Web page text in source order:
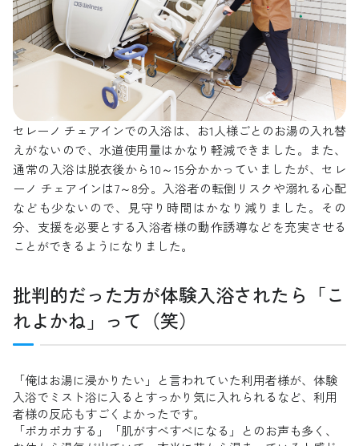
セレーノ チェアインでの入浴は、お1人様ごとのお湯の入れ替
えがないので、水道使用量はかなり軽減できました。また、
通常の入浴は脱衣後から10～15分かかっていましたが、セレ
ーノ チェアインは7～8分。入浴者の転倒リスクや溺れる心配
なども少ないので、見守り時間はかなり減りました。その
分、支援を必要とする入浴者様の動作誘導などを充実させる
ことができるようになりました。
批判的だった方が体験入浴されたら「こ
れよかね」って（笑）
「俺はお湯に浸かりたい」と言われていた利用者様が、体験
入浴でミスト浴に入るとすっかり気に入れられるなど、利用
者様の反応もすごくよかったです。
「ポカポカする」「肌がすべすべになる」とのお声も多く、